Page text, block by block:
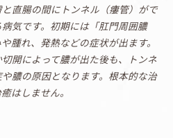
直腸の間にトンネル（瘻管）がで
気です。初期には「肛門周囲膿
腫れ、発熱などの症状が出ます。
開によって膿が出た後も、トンネ
膿の原因となります。根本的な治
はしません。